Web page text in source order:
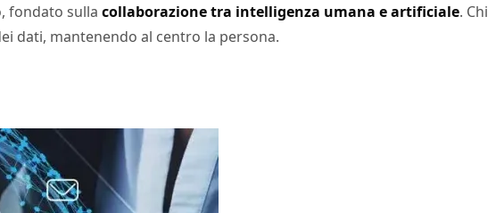
fondato sulla collaborazione tra intelligenza umana e artificiale. Chi
dati, mantenendo al centro la persona.